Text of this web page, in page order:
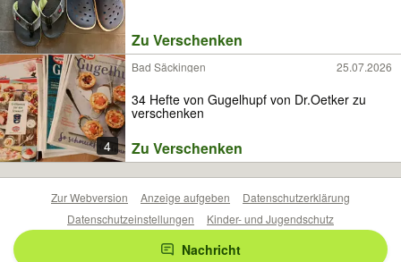
Zu Verschenken
4
Bad Säckingen 25.07.2026
34 Hefte von Gugelhupf von Dr.Oetker zu
verschenken
Zu Verschenken
Nachricht
Zur Webversion Anzeige aufgeben
Datenschutzerklärung
Datenschutzeinstellungen
Kinder- und Jugendschutz
Barrierefreiheitserklärung